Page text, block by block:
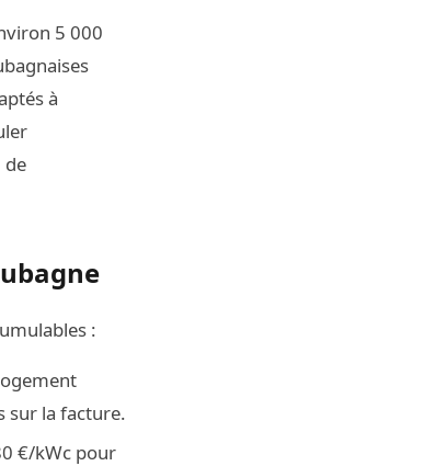
5 000
à
de
:
sur la facture.
€/kWc pour